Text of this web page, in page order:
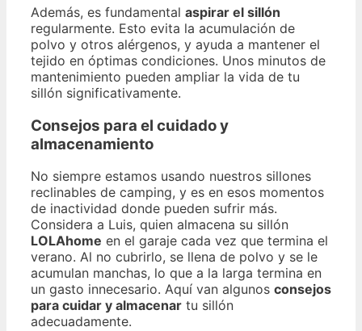
Además, es fundamental aspirar el sillón
regularmente. Esto evita la acumulación de
polvo y otros alérgenos, y ayuda a mantener el
tejido en óptimas condiciones. Unos minutos de
mantenimiento pueden ampliar la vida de tu
sillón significativamente.
Consejos para el cuidado y
almacenamiento
No siempre estamos usando nuestros sillones
reclinables de camping, y es en esos momentos
de inactividad donde pueden sufrir más.
Considera a Luis, quien almacena su sillón
LOLAhome en el garaje cada vez que termina el
verano. Al no cubrirlo, se llena de polvo y se le
acumulan manchas, lo que a la larga termina en
un gasto innecesario. Aquí van algunos consejos
para cuidar y almacenar tu sillón
adecuadamente.